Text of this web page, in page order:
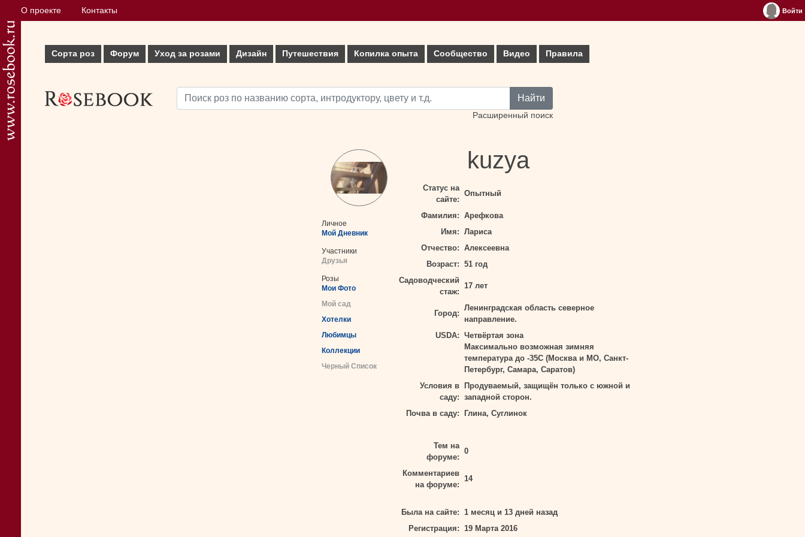
О проекте Контакты Войти
Сорта роз Форум Уход за розами Дизайн Путешествия Копилка опыта Сообщество Видео Правила
Найти
Расширенный поиск
Личное
Мой Дневник
Участники
Друзья
Розы
Мои Фото
Мой сад
Хотелки
Любимцы
Коллекции
Черный Список
kuzya
Статус на
сайте:
Опытный
Фамилия: Арефкова
Имя: Лариса
Отчество: Алексеевна
Возраст: 51 год
Садоводческий
стаж:
17 лет
Город:
Ленинградская область северное
направление.
USDA: Четвёртая зона
Максимально возможная зимняя
температура до -35С (Москва и МО, Санкт-
Петербург, Самара, Саратов)
Условия в
саду:
Продуваемый, защищён только с южной и
западной сторон.
Почва в саду:
Глина, Суглинок
Тем на
форуме:
0
Комментариев
на форуме:
14
Была на сайте: 1 месяц и 13 дней назад
Регистрация: 19 Марта 2016